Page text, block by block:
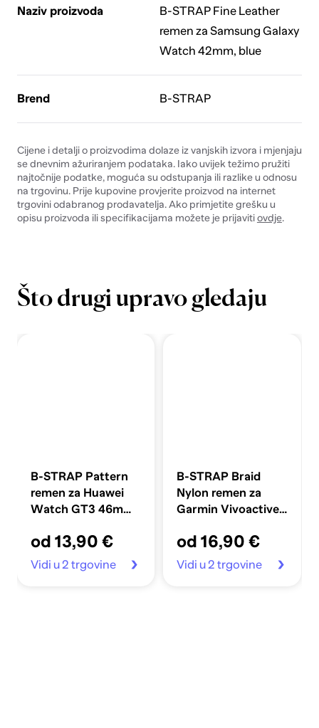
Naziv proizvoda
B-STRAP Fine Leather
remen za Samsung Galaxy
Watch 42mm, blue
Brend B-STRAP
Cijene i detalji o proizvodima dolaze iz vanjskih izvora i mjenjaju
se dnevnim ažuriranjem podataka. Iako uvijek težimo pružiti
najtočnije podatke, moguća su odstupanja ili razlike u odnosu
na trgovinu. Prije kupovine provjerite proizvod na internet
trgovini odabranog prodavatelja. Ako primjetite grešku u
opisu proizvoda ili specifikacijama možete je prijavitiovdje.
Što drugi upravo gledaju
B-STRAP Pattern
remen za Huawei
Watch GT3 46mm,
od 13,90 €
Vidi u 2 trgovine
B-STRAP Braid
Nylon remen za
Garmin Vivoactive
od 16,90 €
Vidi u 2 trgovine